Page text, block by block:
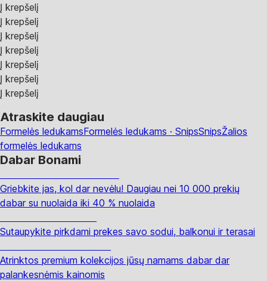
Į krepšelį
Į krepšelį
Į krepšelį
Į krepšelį
Į krepšelį
Į krepšelį
Į krepšelį
Atraskite daugiau
Formelės ledukamsFormelės ledukams · SnipsSnipsŽalios
formelės ledukams
Dabar Bonami
Griebkite jas, kol dar nevėlu! Daugiau nei 10 000 prekių
dabar su nuolaida iki 40 % nuolaida
Sutaupykite pirkdami prekes savo sodui, balkonui ir terasai
Atrinktos premium kolekcijos jūsų namams dabar dar
palankesnėmis kainomis